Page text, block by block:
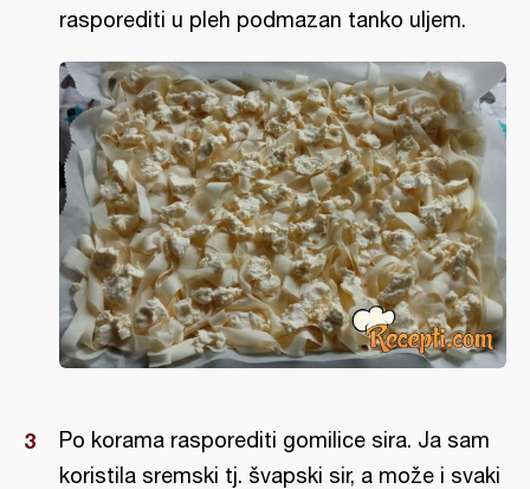
rasporediti u pleh podmazan tanko uljem.
Po korama rasporediti gomilice sira. Ja sam
koristila sremski tj. švapski sir, a može i svaki